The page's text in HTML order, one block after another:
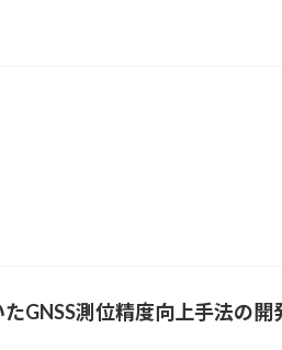
GNSS測位精度向上手法の開